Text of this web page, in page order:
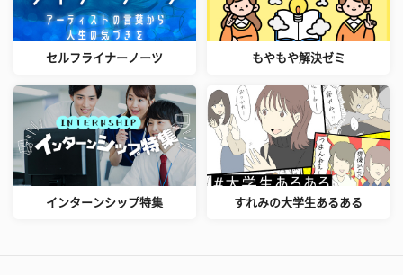
セルフライナーノーツ もやもや解決ゼミ
インターンシップ特集 すれみの大学生あるある